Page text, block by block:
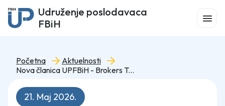
Udruženje poslodavaca
FBiH
Početna
Aktuelnosti
Nova članica UPFBiH - Brokers Team brokersko društvo u osiguranju d.o.o.
21. Maj 2026.